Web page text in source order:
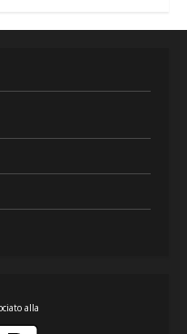
alla